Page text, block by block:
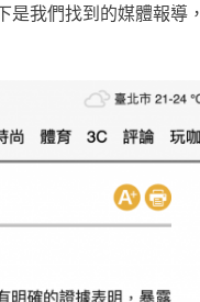
我們找到的媒體報導，